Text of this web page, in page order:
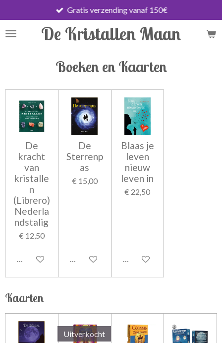
direct
naar
De Kristallen Maan
Gratis verzending vanaf 150€
Boeken en Kaarten
De
kracht
van
kristalle
n
(Librero)
Nederla
ndstalig
€ 12,50
In winkelwagen
De
Sterrenp
as
€ 15,00
In winkelwagen
Blaas je
leven
nieuw
leven in
€ 22,50
In winkelwagen
Kaarten
Uitverkocht